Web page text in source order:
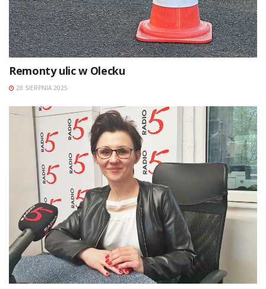
Remonty ulic w Olecku
28 SIERPNIA 2025